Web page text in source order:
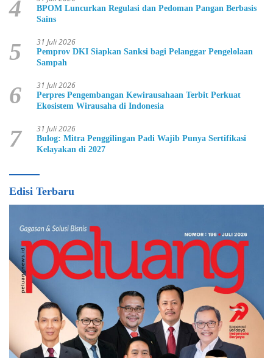
4
BPOM Luncurkan Regulasi dan Pedoman Pangan Berbasis
Sains
5 31 Juli 2026
Pemprov DKI Siapkan Sanksi bagi Pelanggar Pengelolaan
Sampah
6 31 Juli 2026
Perpres Pengembangan Kewirausahaan Terbit Perkuat
Ekosistem Wirausaha di Indonesia
7 31 Juli 2026
Bulog: Mitra Penggilingan Padi Wajib Punya Sertifikasi
Kelayakan di 2027
Edisi Terbaru